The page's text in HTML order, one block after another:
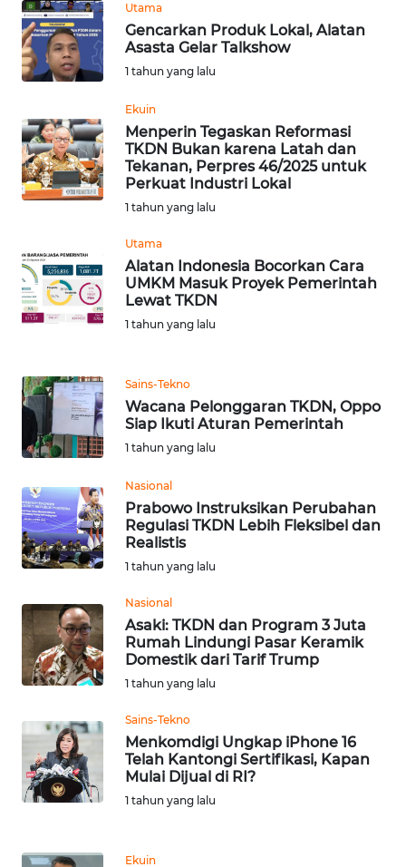
Utama
Gencarkan Produk Lokal, Alatan
Asasta Gelar Talkshow
1 tahun yang lalu
Ekuin
Menperin Tegaskan Reformasi
TKDN Bukan karena Latah dan
Tekanan, Perpres 46/2025 untuk
Perkuat Industri Lokal
1 tahun yang lalu
Utama
Alatan Indonesia Bocorkan Cara
UMKM Masuk Proyek Pemerintah
Lewat TKDN
1 tahun yang lalu
Sains-Tekno
Wacana Pelonggaran TKDN, Oppo
Siap Ikuti Aturan Pemerintah
1 tahun yang lalu
Nasional
Prabowo Instruksikan Perubahan
Regulasi TKDN Lebih Fleksibel dan
Realistis
1 tahun yang lalu
Nasional
Asaki: TKDN dan Program 3 Juta
Rumah Lindungi Pasar Keramik
Domestik dari Tarif Trump
1 tahun yang lalu
Sains-Tekno
Menkomdigi Ungkap iPhone 16
Telah Kantongi Sertifikasi, Kapan
Mulai Dijual di RI?
1 tahun yang lalu
Ekuin
WN
SULBAR
BABEL
WN
SUMBAR
SUMSEL
WN
BENGKULU
LAMPUNG
WN
JATENG
WN
NUSANTARA
WN
WN
JATIM
BALI
WN
KALBAR
KALTENG